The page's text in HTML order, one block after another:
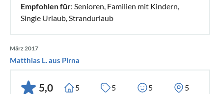
Empfohlen für: Senioren, Familien mit Kindern,
Single Urlaub, Strandurlaub
März 2017
Matthias L. aus Pirna
5,0 5 5 5 5